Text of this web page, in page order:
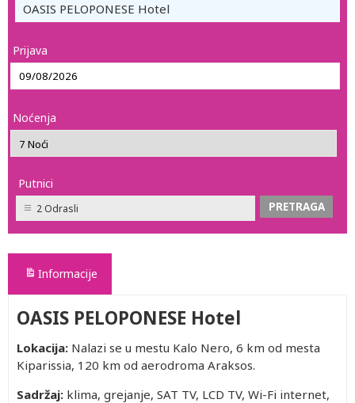
OASIS PELOPONESE Hotel
Prijava
Noćenja
Putnici
2 Odrasli
Informacije
OASIS PELOPONESE Hotel
Lokacija: Nalazi se u mestu Kalo Nero, 6 km od mesta
Kiparissia, 120 km od aerodroma Araksos.
Sadržaj: klima, grejanje, SAT TV, LCD TV, Wi-Fi internet,